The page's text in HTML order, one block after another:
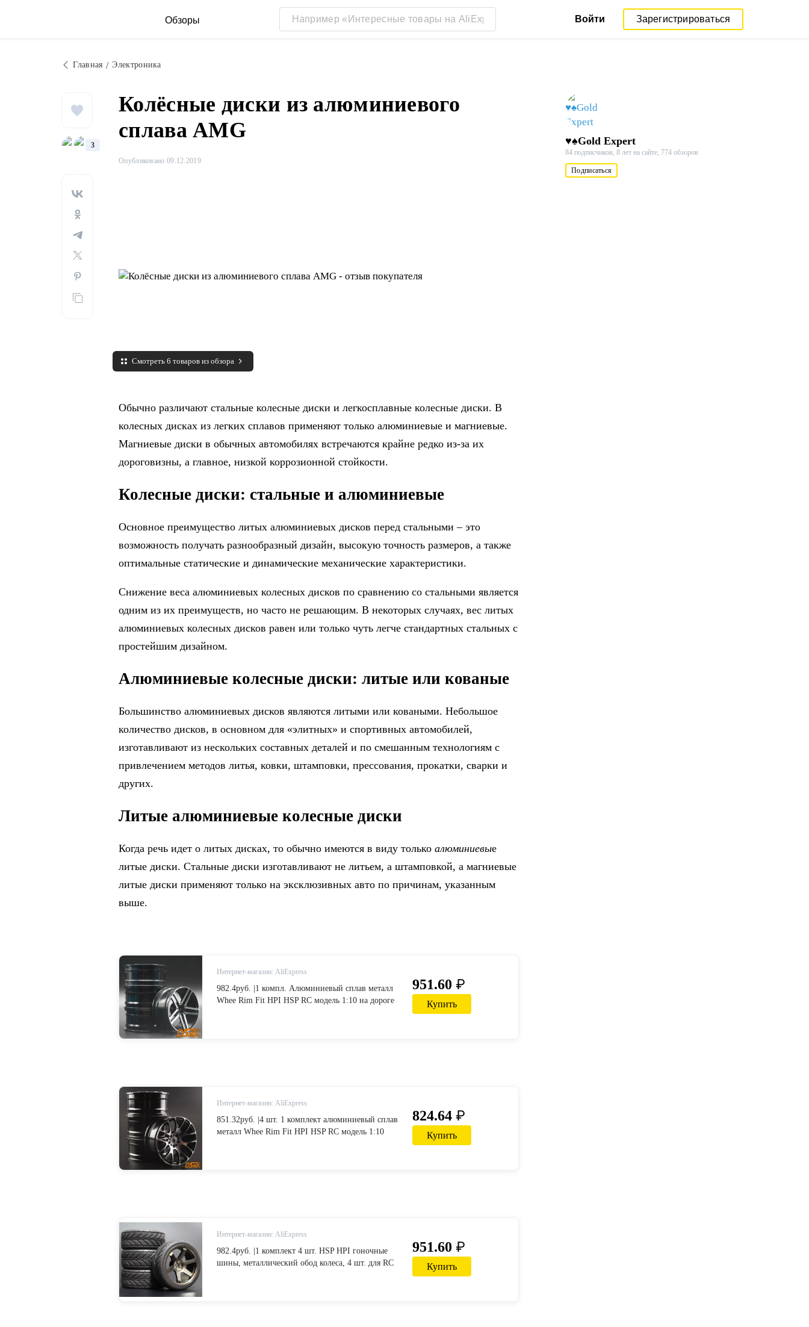
Обзоры Войти Зарегистрироваться
Главная Электроника
3
Колёсные диски из алюминиевого
сплава AMG
Опубликовано 09.12.2019
Смотреть 6 товаров из обзора
Обычно различают стальные колесные диски и легкосплавные колесные диски. В
колесных дисках из легких сплавов применяют только алюминиевые и магниевые.
Магниевые диски в обычных автомобилях встречаются крайне редко из-за их
дороговизны, а главное, низкой коррозионной стойкости.
Колесные диски: стальные и алюминиевые
Основное преимущество литых алюминиевых дисков перед стальными – это
возможность получать разнообразный дизайн, высокую точность размеров, а также
оптимальные статические и динамические механические характеристики.
Снижение веса алюминиевых колесных дисков по сравнению со стальными является
одним из их преимуществ, но часто не решающим. В некоторых случаях, вес литых
алюминиевых колесных дисков равен или только чуть легче стандартных стальных с
простейшим дизайном.
Алюминиевые колесные диски: литые или кованые
Большинство алюминиевых дисков являются литыми или коваными. Небольшое
количество дисков, в основном для «элитных» и спортивных автомобилей,
изготавливают из нескольких составных деталей и по смешанным технологиям с
привлечением методов литья, ковки, штамповки, прессования, прокатки, сварки и
других.
Литые алюминиевые колесные диски
Когда речь идет о литых дисках, то обычно имеются в виду только алюминиевые
литые диски. Стальные диски изготавливают не литьем, а штамповкой, а магниевые
литые диски применяют только на эксклюзивных авто по причинам, указанным
выше.
Интернет-магазин: AliExpress
982.4руб. |1 компл. Алюминиевый сплав металл
Whee Rim Fit HPI HSP RC модель 1:10 на дороге
951.60 ₽
Купить
Интернет-магазин: AliExpress
851.32руб. |4 шт. 1 комплект алюминиевый сплав
металл Whee Rim Fit HPI HSP RC модель 1:10
824.64 ₽
Купить
Интернет-магазин: AliExpress
982.4руб. |1 комплект 4 шт. HSP HPI гоночные
шины, металлический обод колеса, 4 шт. для RC
951.60 ₽
Купить
♥♠Gold Expert
84 подписчиков, 8 лет на сайте, 774 обзоров
Подписаться